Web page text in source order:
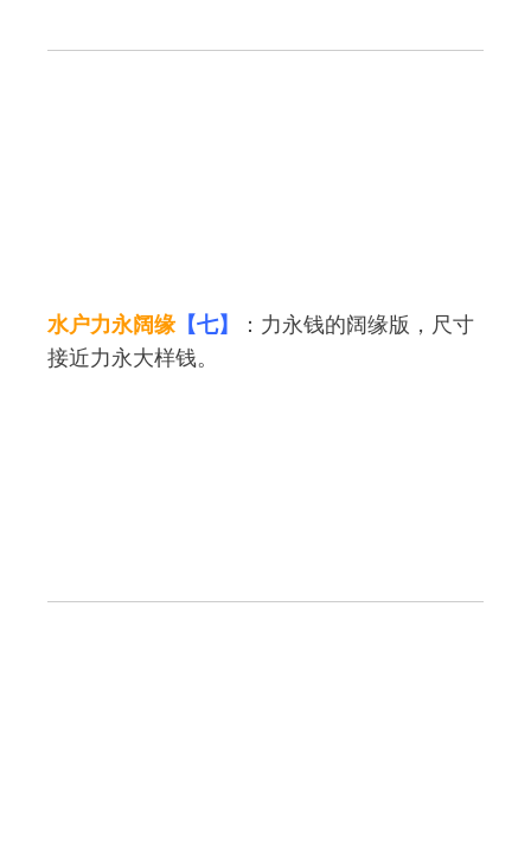
水户力永阔缘 【七】
：力永钱的阔缘版，尺寸
接近力永大样钱。